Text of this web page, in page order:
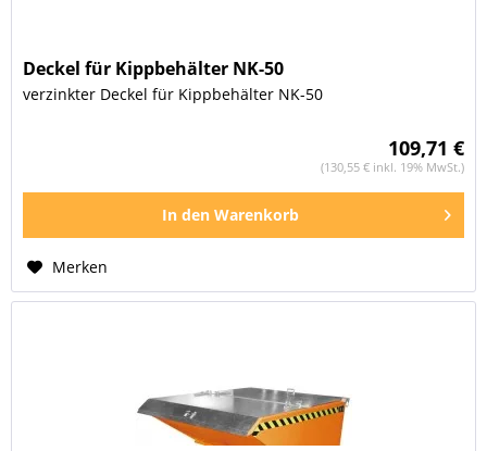
Deckel für Kippbehälter NK-50
verzinkter Deckel für Kippbehälter NK-50
109,71 €
(130,55 € inkl. 19% MwSt.)
In den Warenkorb
Merken